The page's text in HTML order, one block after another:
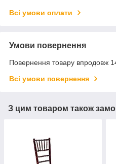
Всі умови оплати
Умови повернення
Повернення товару впродовж
Всі умови повернення
З цим товаром також